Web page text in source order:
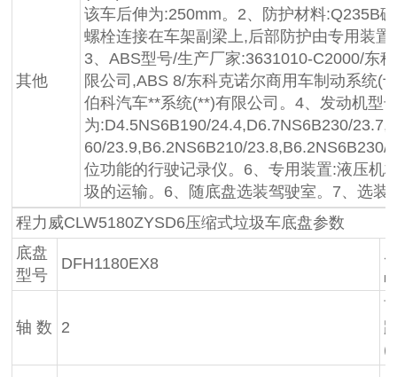
其他
该车后伸为:250mm。2、防护材料:Q235B
螺栓连接在车架副梁上,后部防护由专用装
3、ABS型号/生产厂家:3631010-C2000/东
限公司,ABS 8/东科克诺尔商用车制动系统(
伯科汽车**系统(**)有限公司。4、发动机型
为:D4.5NS6B190/24.4,D6.7NS6B230/
60/23.9,B6.2NS6B210/23.8,B6.2NS6B230/
位功能的行驶记录仪。6、专用装置:液压机
圾的运输。6、随底盘选装驾驶室。7、选装
程力威CLW5180ZYSD6压缩式垃圾车底盘参数
底盘
型号
DFH1180EX8
轴 数 2